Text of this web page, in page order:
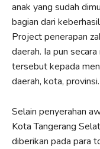
anak yang sudah
bagian dari
Project penerapan
daerah. Ia pun
tersebut kepada
daerah, kota,
Selain penyerahan
Kota Tangerang
diberikan pada para